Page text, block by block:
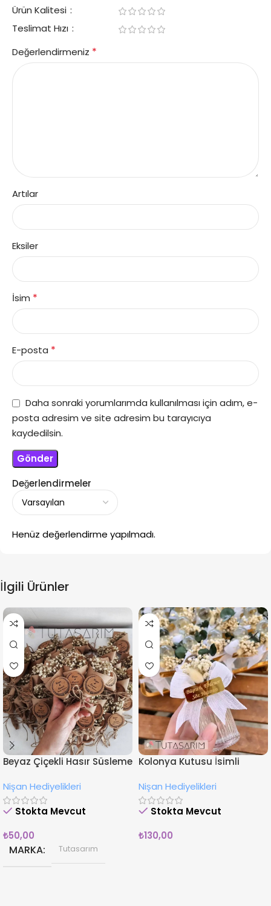
Değerlendirmeler
Henüz değerlendirme yapılmadı.
Ürün Kalitesi
Teslimat Hızı
Değerlendirmeniz *
Artılar
Eksiler
İsim *
E-posta *
Daha sonraki yorumlarımda kullanılması için adım, e-
posta adresim ve site adresim bu tarayıcıya
kaydedilsin.
İlgili Ürünler
Beyaz Çiçekli Hasır Süsleme
Magnet
Nişan Hediyelikleri
Stokta Mevcut
₺50,00
MARKA Tutasarım
Kolonya Kutusu İsimli
Nişan Hediyelikleri
Stokta Mevcut
₺130,00